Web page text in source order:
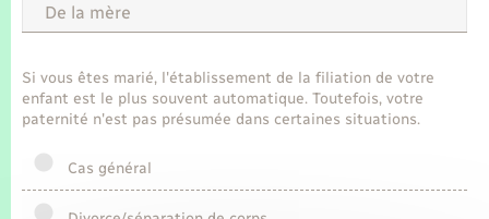
De la mère
Si vous êtes marié, l'établissement de la filiation de votre
enfant est le plus souvent automatique. Toutefois, votre
paternité n'est pas présumée dans certaines situations.
Cas général